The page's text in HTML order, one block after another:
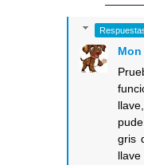
Mon
gris